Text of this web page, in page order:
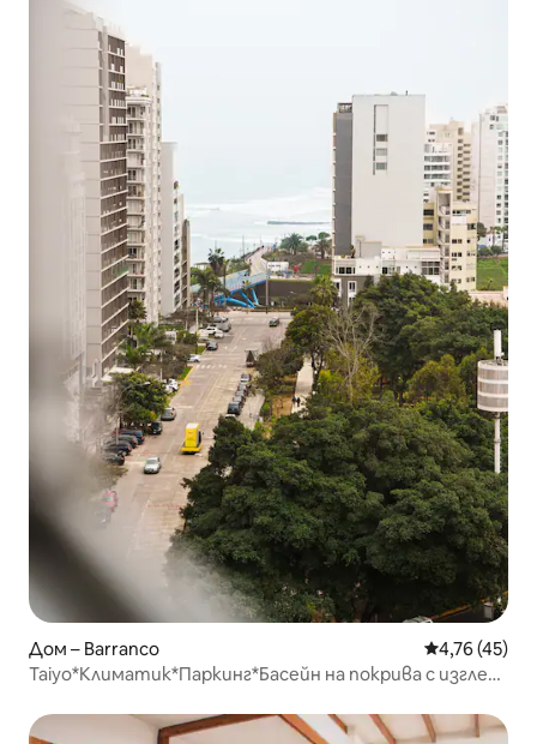
Дом – Barranco Средна
4,76 (45)
Taiyo*Климатик*Паркинг*Басейн на покрива с изглед